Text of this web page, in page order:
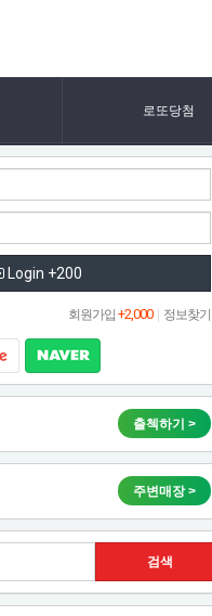
로또당첨
Login +200
회원가입 +2,000 정보찾기
출첵하기 >
주변매장 >